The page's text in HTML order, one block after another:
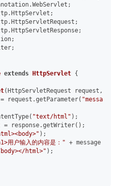
extends HttpServlet {
(HttpServletRequest request,
= request.getParameter( "message"
"text/html" );
= response.getWriter();
);
用户输入的内容是：" + message +
html>" );